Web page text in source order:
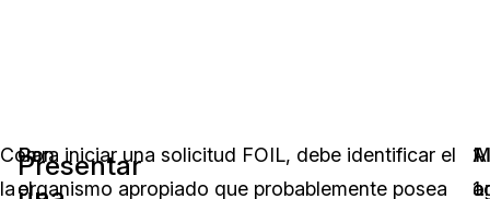
Con
la
Con
el
Presentar
Para iniciar una solicitud FOIL, debe identificar el
organismo apropiado que probablemente posea
1.
1.